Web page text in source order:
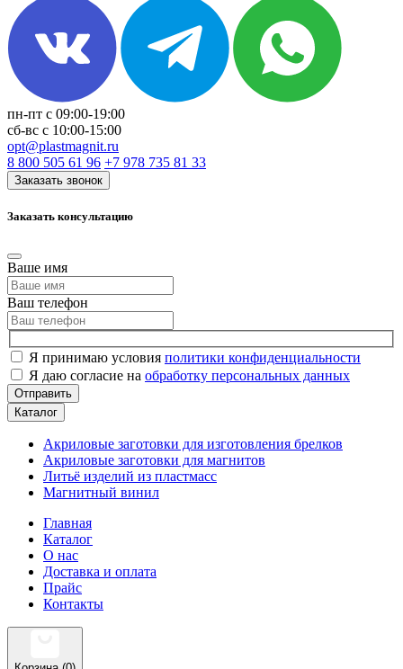
пн-пт с 09:00-19:00
сб-вс c 10:00-15:00
opt@plastmagnit.ru
8 800 505 61 96 +7 978 735 81 33
Заказать звонок
Заказать консультацию
Ваше имя
Ваш телефон
Я принимаю условия политики конфиденциальности
Я даю согласие на обработку персональных данных
Отправить
Каталог
Акриловые заготовки для изготовления брелков
Акриловые заготовки для магнитов
Литьё изделий из пластмасс
Магнитный винил
Главная
Каталог
О нас
Доставка и оплата
Прайс
Контакты